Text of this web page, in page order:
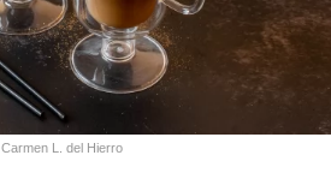
Carmen L. del Hierro